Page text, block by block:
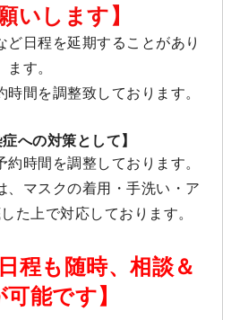
いします】
日程を延期することがあり
ます。
間を調整致しております。
症への対策として】
時間を調整しております。
マスクの着用・手洗い・ア
た上で対応しております。
程も随時、相談＆
可能です】